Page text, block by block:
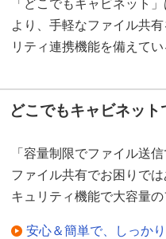
「どこでもキャビネット
より、手軽なファイル共
リティ連携機能を備えて
どこでもキャビネッ
「容量制限でファイル送
ファイル共有でお困りで
キュリティ機能で大容量
安心＆簡単で、しっか